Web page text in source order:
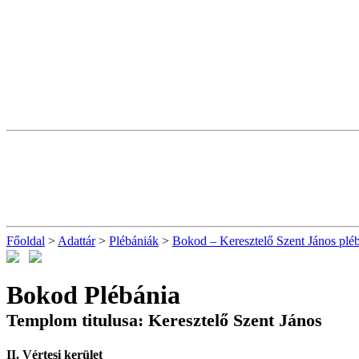
Főoldal > Adattár> Plébániák > Bokod – Keresztelő Szent János
Bokod Plébánia
Templom titulusa: Keresztelő Szent János
II. Vértesi kerület